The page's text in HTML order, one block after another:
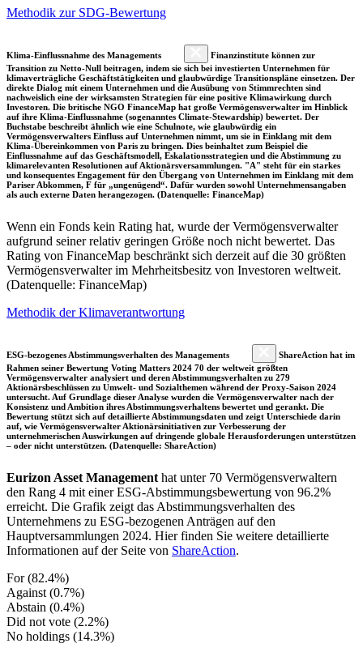
Methodik zur SDG-Bewertung
Klima-Einflussnahme des Managements
Finanzinstitute können zur
Transition zu Netto-Null beitragen, indem sie sich bei investierten Unternehmen für
klimaverträgliche Geschäftstätigkeiten und glaubwürdige Transitionspläne einsetzen. Der
direkte Dialog mit einem Unternehmen und die Ausübung von Stimmrechten sind
nachweislich eine der wirksamsten Strategien für eine positive Klimawirkung durch
Investoren. Die britische NGO FinanceMap hat große Vermögensverwalter im Hinblick
auf ihre Klima-Einflussnahme (sogenanntes Climate-Stewardship) bewertet. Der
Buchstabe beschreibt ähnlich wie eine Schulnote, wie glaubwürdig ein
Vermögensverwalters Einfluss auf Unternehmen nimmt, um sie in Einklang mit dem
Klima-Übereinkommen von Paris zu bringen. Dies beinhaltet zum Beispiel die
Einflussnahme auf das Geschäftsmodell, Eskalationsstrategien und die Abstimmung zu
klimarelevanten Resolutionen auf Aktionärsversammlungen. "A" steht für ein starkes
und konsequentes Engagement für den Übergang von Unternehmen im Einklang mit dem
Pariser Abkommen, F für „ungenügend“. Dafür wurden sowohl Unternehmensangaben
als auch externe Daten herangezogen. (Datenquelle: FinanceMap)
Wenn ein Fonds kein Rating hat, wurde der Vermögensverwalter
aufgrund seiner relativ geringen Größe noch nicht bewertet. Das
Rating von FinanceMap beschränkt sich derzeit auf die 30 größten
Vermögensverwalter im Mehrheitsbesitz von Investoren weltweit.
(Datenquelle: FinanceMap)
Methodik der Klimaverantwortung
ESG-bezogenes Abstimmungsverhalten des Managements
ShareAction hat im
Rahmen seiner Bewertung Voting Matters 2024 70 der weltweit größten
Vermögensverwalter analysiert und deren Abstimmungsverhalten zu 279
Aktionärsbeschlüssen zu Umwelt- und Sozialthemen während der Proxy-Saison 2024
untersucht. Auf Grundlage dieser Analyse wurden die Vermögensverwalter nach der
Konsistenz und Ambition ihres Abstimmungsverhaltens bewertet und gerankt. Die
Bewertung stützt sich auf detaillierte Abstimmungsdaten und zeigt Unterschiede darin
auf, wie Vermögensverwalter Aktionärsinitiativen zur Verbesserung der
unternehmerischen Auswirkungen auf dringende globale Herausforderungen unterstützen
– oder nicht unterstützen. (Datenquelle: ShareAction)
Eurizon Asset Management hat unter 70 Vermögensverwaltern
den Rang 4 mit einer ESG-Abstimmungsbewertung von 96.2%
erreicht. Die Grafik zeigt das Abstimmungsverhalten des
Unternehmens zu ESG-bezogenen Anträgen auf den
Hauptversammlungen 2024. Hier finden Sie weitere detaillierte
Informationen auf der Seite von ShareAction.
For (82.4%)
Against (0.7%)
Abstain (0.4%)
Did not vote (2.2%)
No holdings (14.3%)